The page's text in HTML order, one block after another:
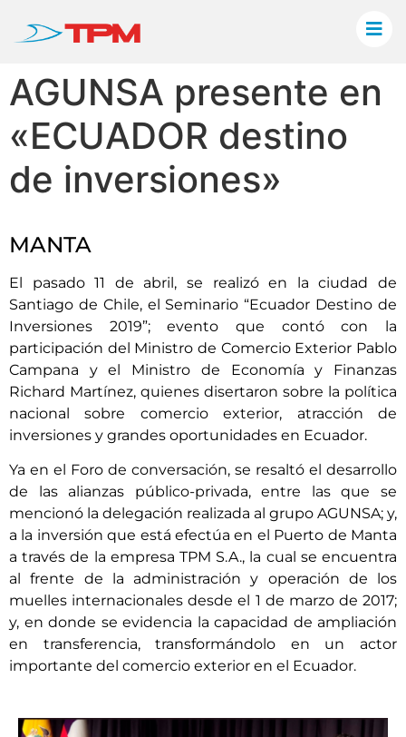
AGUNSA presente en
«ECUADOR destino
de inversiones»
MANTA
El pasado 11 de abril, se realizó en la ciudad de
Santiago de Chile, el Seminario “Ecuador Destino de
Inversiones 2019”; evento que contó con la
participación del Ministro de Comercio Exterior Pablo
Campana y el Ministro de Economía y Finanzas
Richard Martínez, quienes disertaron sobre la política
nacional sobre comercio exterior, atracción de
inversiones y grandes oportunidades en Ecuador.
Ya en el Foro de conversación, se resaltó el desarrollo
de las alianzas público-privada, entre las que se
mencionó la delegación realizada al grupo AGUNSA; y,
a la inversión que está efectúa en el Puerto de Manta
a través de la empresa TPM S.A., la cual se encuentra
al frente de la administración y operación de los
muelles internacionales desde el 1 de marzo de 2017;
y, en donde se evidencia la capacidad de ampliación
en transferencia, transformándolo en un actor
importante del comercio exterior en el Ecuador.